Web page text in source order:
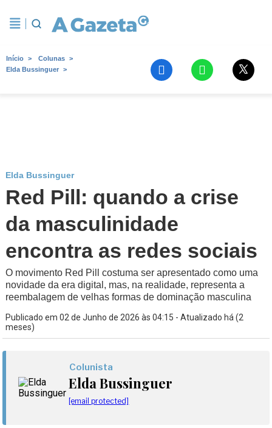
Início
Colunas
Elda Bussinguer
Elda Bussinguer
Red Pill: quando a crise
da masculinidade
encontra as redes sociais
O movimento Red Pill costuma ser apresentado como uma
novidade da era digital, mas, na realidade, representa a
reembalagem de velhas formas de dominação masculina
Publicado em 02 de Junho de 2026 às 04:15 - Atualizado há (2
meses)
Colunista
Elda Bussinguer
[email protected]